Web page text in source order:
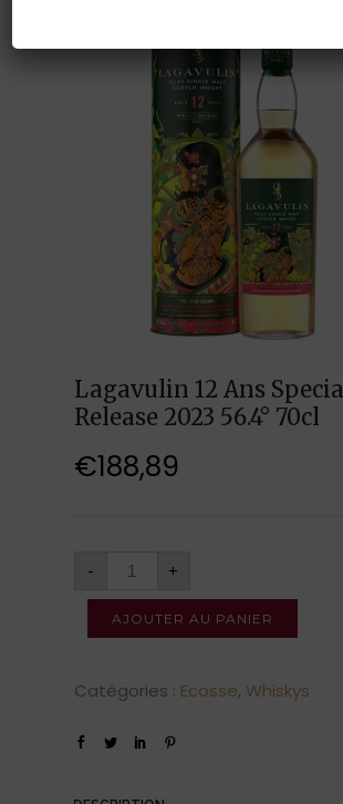
Lagavulin 12 Ans
Release 2023 56.4° 70cl
€188,89
- +
AJOUTER AU PANIER
Catégories : Ecosse, Whiskys